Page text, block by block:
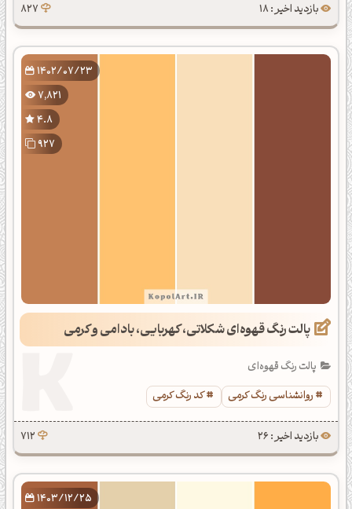
بازدید اخیر : 18 827
1402/07/23
7,821
4.8
927
پالت رنگ قهوه‌ای شکلاتی، کهربایی، بادامی و کرمی
پالت رنگ قهوه‌ای
روانشناسی رنگ کرمی
کد رنگ کرمی
بازدید اخیر : 26 712
1403/12/25